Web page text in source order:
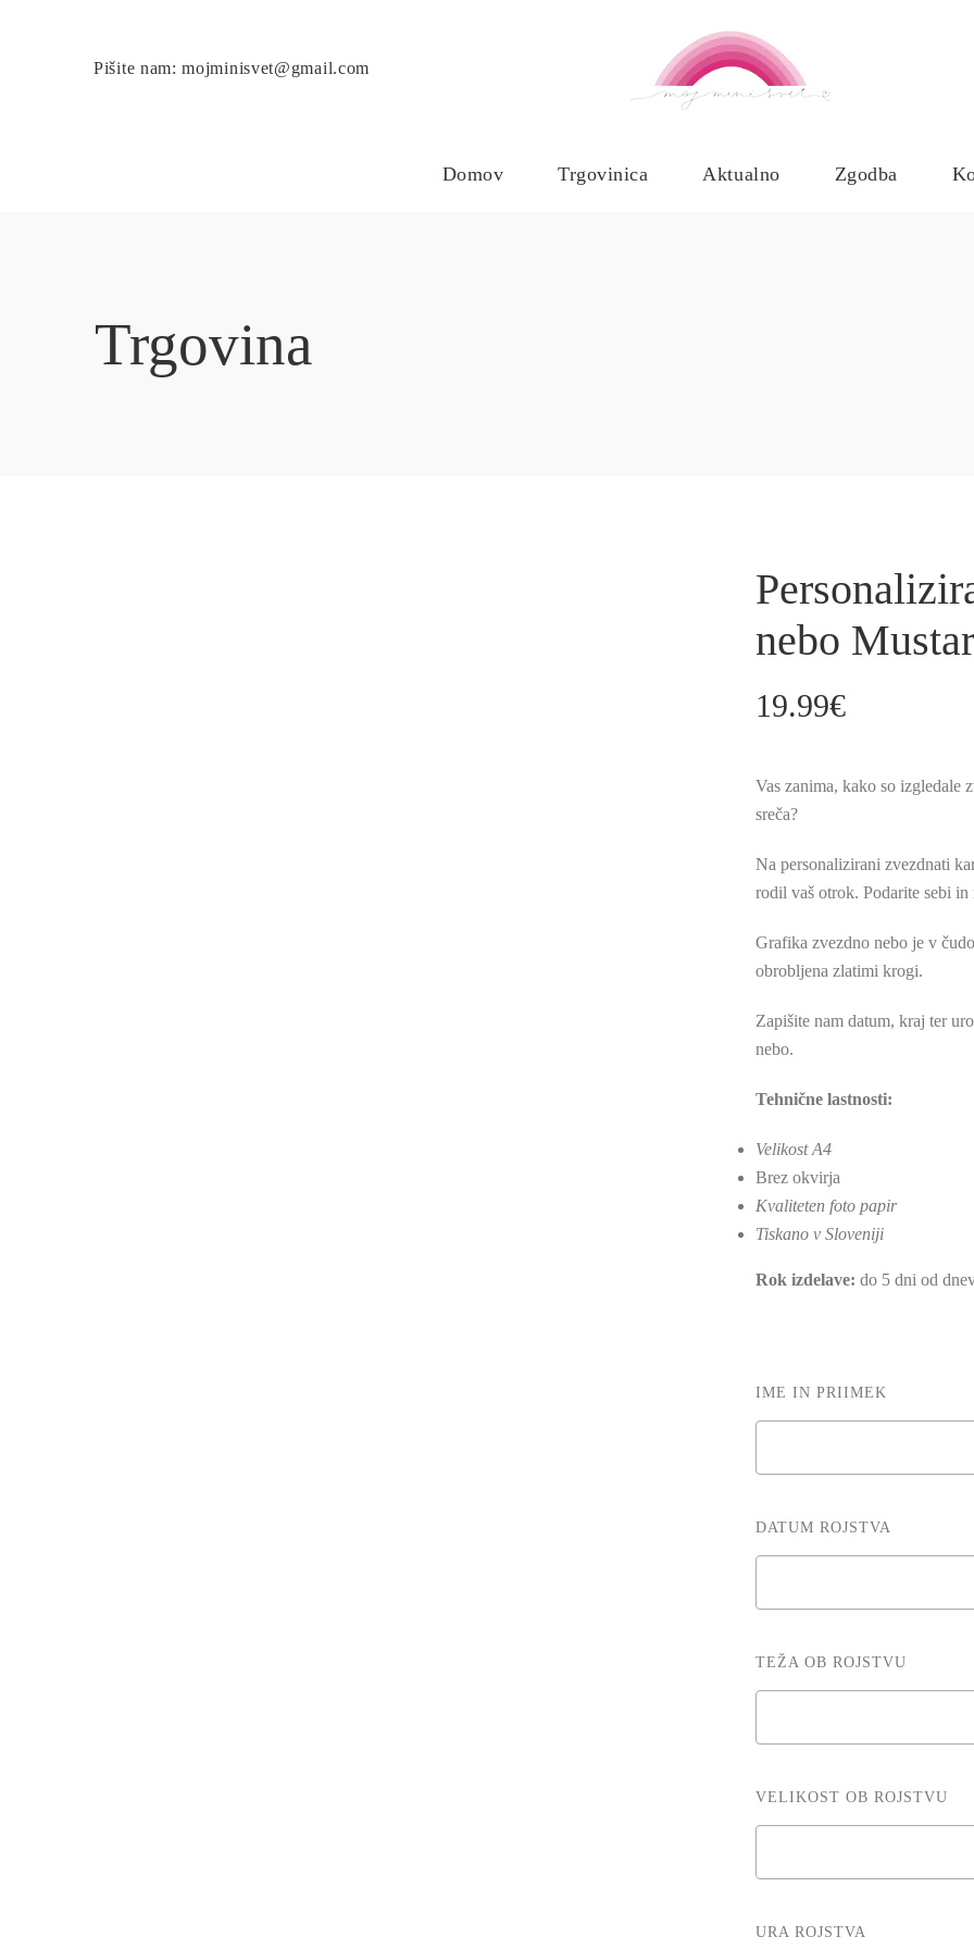
Pišite nam: mojminisvet@gmail.com
Domov Trgovinica Aktualno Zgodba
Trgovina
nebo
19.99€
Vas zanima, kako so izgledale
sreča?
Na personalizirani zvezdnati
rodil vaš otrok. Podarite sebi
Grafika zvezdno nebo je v
obrobljena zlatimi krogi.
Zapišite nam datum, kraj ter
nebo.
Tehnične lastnosti:
Velikost A4
Brez okvirja
Kvaliteten foto papir
Tiskano v Sloveniji
Rok izdelave: do 5 dni od
IME IN PRIIMEK
DATUM ROJSTVA
TEŽA OB ROJSTVU
VELIKOST OB ROJSTVU
URA ROJSTVA